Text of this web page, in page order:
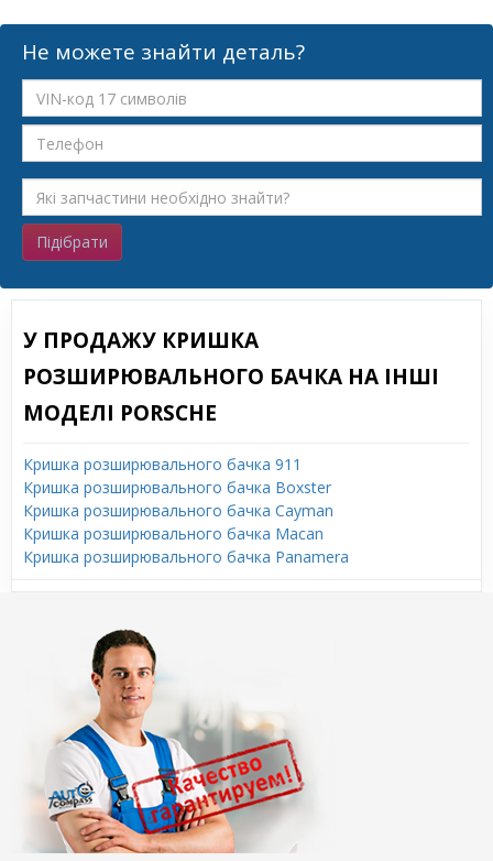
Не можете знайти деталь?
Підібрати
У ПРОДАЖУ КРИШКА
РОЗШИРЮВАЛЬНОГО БАЧКА НА ІНШІ
МОДЕЛІ PORSCHE
Кришка розширювального бачка 911
Кришка розширювального бачка Boxster
Кришка розширювального бачка Cayman
Кришка розширювального бачка Macan
Кришка розширювального бачка Panamera